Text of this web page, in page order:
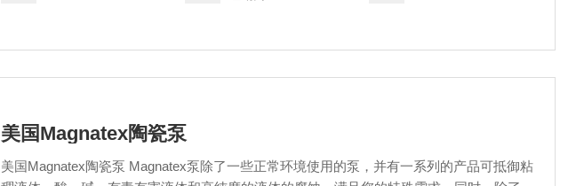
美国Magnatex陶瓷泵
美国Magnatex陶瓷泵 Magnatex泵除了一些正常环境使用的泵，并有一系列的产品可抵御粘